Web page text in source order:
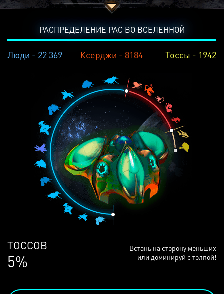
РАСПРЕДЕЛЕНИЕ РАС ВО ВСЕЛЕННОЙ
Люди - 22 369 Ксерджи - 8184 Тоссы - 1942
ЛЮДЕЙ
68%
Встань на сторону меньших
или доминируй с толпой!